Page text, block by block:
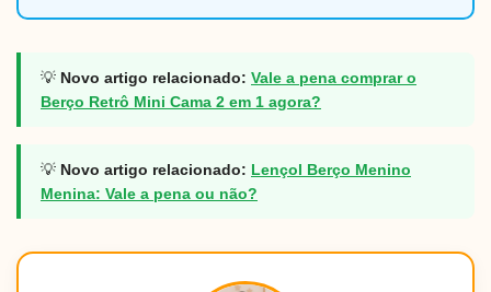
💡 Novo artigo relacionado: Vale a pena comprar o
Berço Retrô Mini Cama 2 em 1 agora?
💡 Novo artigo relacionado: Lençol Berço Menino
Menina: Vale a pena ou não?